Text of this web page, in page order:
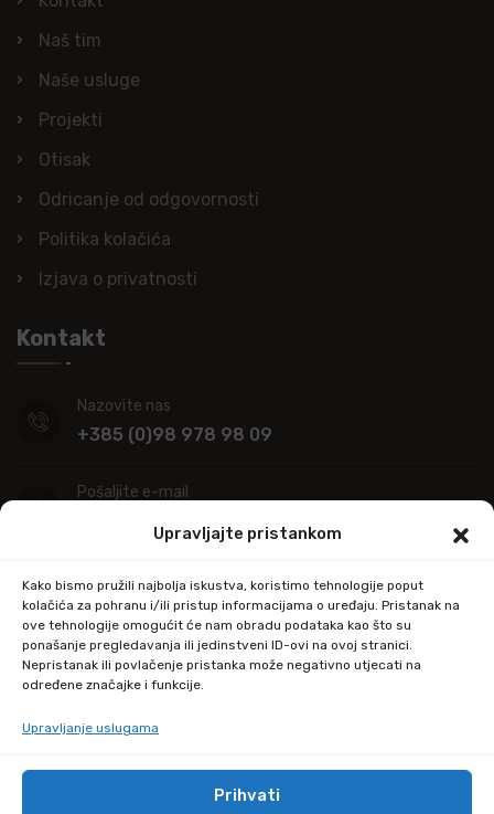
Upravljajte pristankom
Kako bismo pružili najbolja iskustva, koristimo tehnologije poput
kolačića za pohranu i/ili pristup informacijama o uređaju. Pristanak na
ove tehnologije omogućit će nam obradu podataka kao što su
ponašanje pregledavanja ili jedinstveni ID-ovi na ovoj stranici.
Nepristanak ili povlačenje pristanka može negativno utjecati na
određene značajke i funkcije.
Upravljanje uslugama
Prihvati
Naš tim
Naše usluge
Projekti
Otisak
Odricanje od odgovornosti
Politika kolačića
Izjava o privatnosti
Kontakt
Nazovite nas
+385 (0)98 978 98 09
Pošaljite e-mail
Adresa
Industrijska ulica 39,
34000 Požega
© Copyright 2024 by kupitapetu.com